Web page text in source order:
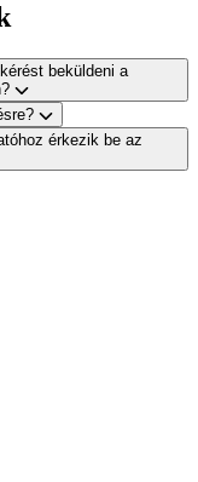
beküldeni a
érkezik be az